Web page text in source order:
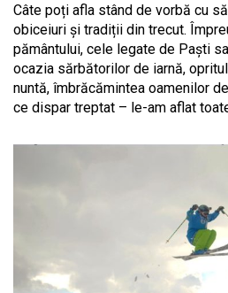
Câte poți afla stând de vorbă cu
obiceiuri și tradiții din trecut.
pământului, cele legate de Paști
ocazia sărbătorilor de iarnă,
nuntă, îmbrăcămintea oamenilor
ce dispar treptat – le-am aflat